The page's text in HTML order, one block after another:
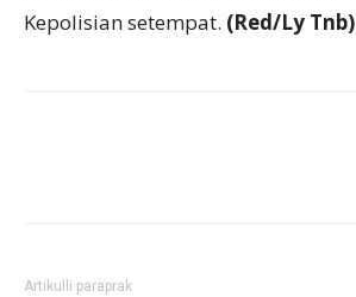
Kepolisian setempat. (Red/Ly Tnb)
Artikulli paraprak